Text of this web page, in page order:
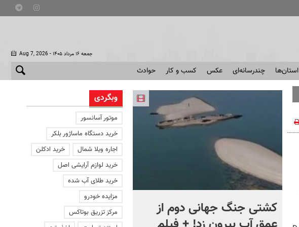
Aug 7, 2026 - جمعه ۱۶ مرداد ۱۴۰۵
استان‌ها چندرسانه‌ای عکس کسب و کار حوادث
کشتی‌ جنگ جهانی دوم از
افشای اطلاعات برای ترور
وبگردی
موتور آسانسور
خرید دستگاه ماساژور بلکر
اجاره ویلا شمال
خرید ادکلن
خرید لوازم آرایشی اصل
خرید طلای آب شده
مزایده خودرو
مرکز تزریق بوتاکس